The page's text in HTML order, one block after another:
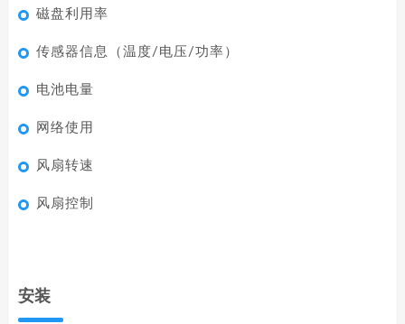
磁盘利用率
传感器信息（温度/电压/功率）
电池电量
网络使用
风扇转速
风扇控制
安装